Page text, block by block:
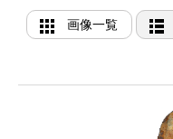
画像一覧